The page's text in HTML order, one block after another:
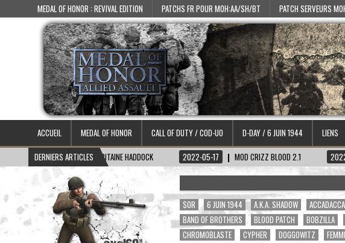
MEDAL OF HONOR : REVIVAL EDITION PATCHS FR POUR MOH:AA/SH/BT PATCH SERVEURS
ACCUEIL MEDAL OF HONOR CALL OF DUTY / COD-UO D-DAY / 6 JUIN 1944 LIENS
DERNIERS ARTICLES
SKIN CAPITAINE HADDOCK 2022-05-17 MOD CRIZZ BLOOD 2.1 2022-05-01
$OR 6 JUIN 1944 A.K.A. SHADOW ACCADACCA
BAND OF BROTHERS
BLOOD PATCH BOBZILLA
CHROMOBLASTE
CYPHER DOGGOWITZ